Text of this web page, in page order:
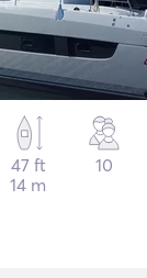
47 ft
14 m
10